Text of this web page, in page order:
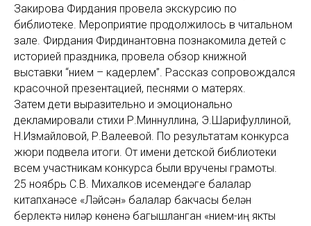
Закирова Фирдания провела экскурсию по
библиотеке. Мероприятие продолжилось в читальном
зале. Фирдания Фирдинантовна познакомила детей с
историей праздника, провела обзор книжной
выставки “Әнием – кадерлем”. Рассказ сопровождался
красочной презентацией, песнями о матерях.
Затем дети выразительно и эмоционально
декламировали стихи Р.Миннуллина, Э.Шарифуллиной,
Н.Измайловой, Р.Валеевой. По результатам конкурса
жюри подвела итоги. От имени детской библиотеки
всем участникам конкурса были вручены грамоты.
25 ноябрь С.В. Михалков исемендәге балалар
китапханәсе «Ләйсән» балалар бакчасы белән
берлектә Әниләр көненә багышланган «Әнием-иң якты